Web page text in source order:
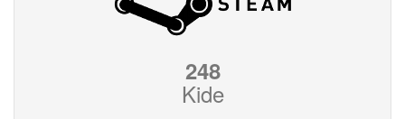
248
Kide